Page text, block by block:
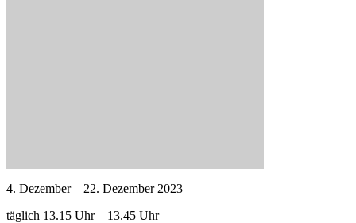
4. Dezember – 22. Dezember 2023
täglich 13.15 Uhr – 13.45 Uhr